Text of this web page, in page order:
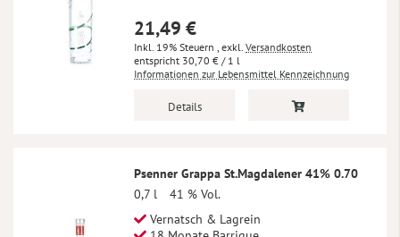
21,49 €
Inkl. 19% Steuern , exkl. Versandkosten
30,70 € / 1 l
Informationen zur Lebensmittel Kennzeichnung
Details
Psenner Grappa St.Magdalener 41% 0.70
0,7 l
41 % Vol.
Vernatsch & Lagrein